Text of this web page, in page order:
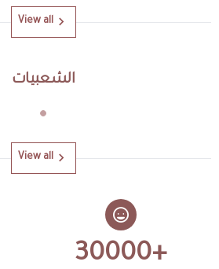
View all
الشعبيات
View all
30000+